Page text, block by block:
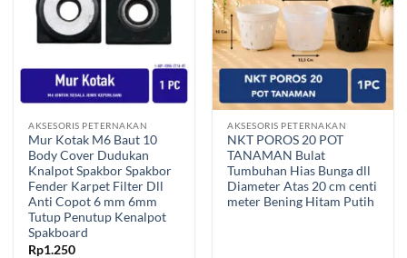
AKSESORIS PETERNAKAN
Mur Kotak M6 Baut 10
Body Cover Dudukan
Knalpot Spakbor Spakbor
Fender Karpet Filter Dll
Anti Copot 6 mm 6mm
Tutup Penutup Kenalpot
Spakboard
Rp1.250
AKSESORIS PETERNAKAN
NKT POROS 20 POT
TANAMAN Bulat
Tumbuhan Hias Bunga dll
Diameter Atas 20 cm centi
meter Bening Hitam Putih